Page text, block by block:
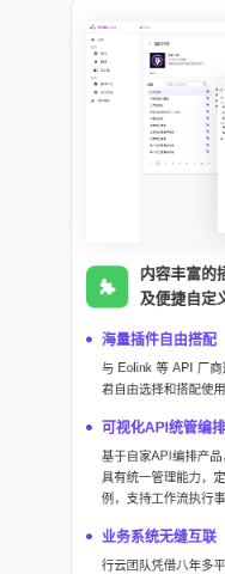
内容丰富的
及便捷自定
海量插件自由搭配
与 Eolink 等 API 厂商
君自由选择和搭配使用
可视化API统管编排
基于自家API编排产
具有统一管理能力，
例，支持工作流执行事
业务系统无缝互联
行云团队凭借八年多